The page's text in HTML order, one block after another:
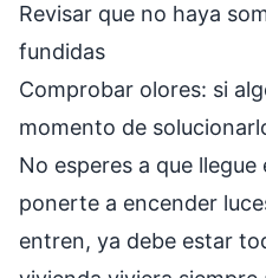
Revisar que no haya
fundidas
Comprobar olores: si
momento de
No esperes a que
ponerte a encender
entren, ya debe estar